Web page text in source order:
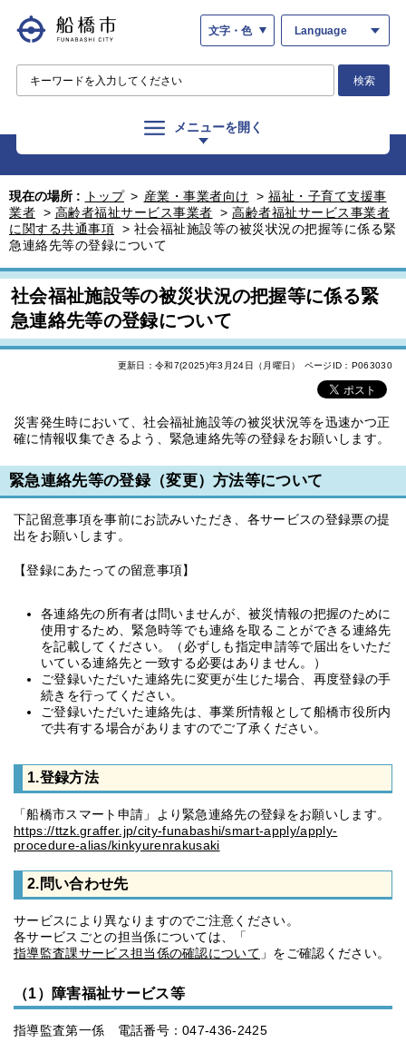
文字・色 Language
検索
メニューを開く
現在の場所 : トップ > 産業・事業者向け > 福祉・子育て支援事
業者 > 高齢者福祉サービス事業者 > 高齢者福祉サービス事業者
に関する共通事項 > 社会福祉施設等の被災状況の把握等に係る緊
急連絡先等の登録について
社会福祉施設等の被災状況の把握等に係る緊
急連絡先等の登録について
更新日：令和7(2025)年3月24日（月曜日） ページID：P063030
災害発生時において、社会福祉施設等の被災状況等を迅速かつ正
確に情報収集できるよう、緊急連絡先等の登録をお願いします。
緊急連絡先等の登録（変更）方法等について
下記留意事項を事前にお読みいただき、各サービスの登録票の提
出をお願いします。
【登録にあたっての留意事項】
各連絡先の所有者は問いませんが、被災情報の把握のために
使用するため、緊急時等でも連絡を取ることができる連絡先
を記載してください。（必ずしも指定申請等で届出をいただ
いている連絡先と一致する必要はありません。）
ご登録いただいた連絡先に変更が生じた場合、再度登録の手
続きを行ってください。
ご登録いただいた連絡先は、事業所情報として船橋市役所内
で共有する場合がありますのでご了承ください。
1.登録方法
「船橋市スマート申請」より緊急連絡先の登録をお願いします。
https://ttzk.graffer.jp/city-funabashi/smart-apply/apply-
procedure-alias/kinkyurenrakusaki
2.問い合わせ先
サービスにより異なりますのでご注意ください。
各サービスごとの担当係については、「
指導監査課サービス担当係の確認について 」をご確認ください。
（1）障害福祉サービス等
指導監査第一係 電話番号：047-436-2425